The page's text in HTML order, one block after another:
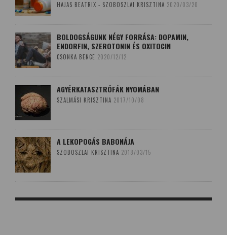
HAJAS BEATRIX - SZOBOSZLAI KRISZTINA 2020/03/20
BOLDOGSÁGUNK NÉGY FORRÁSA: DOPAMIN,
ENDORFIN, SZEROTONIN ÉS OXITOCIN
CSONKA BENCE 2020/12/12
AGYÉRKATASZTRÓFÁK NYOMÁBAN
SZALMÁSI KRISZTINA 2017/10/08
A LEKOPOGÁS BABONÁJA
SZOBOSZLAI KRISZTINA 2018/03/15